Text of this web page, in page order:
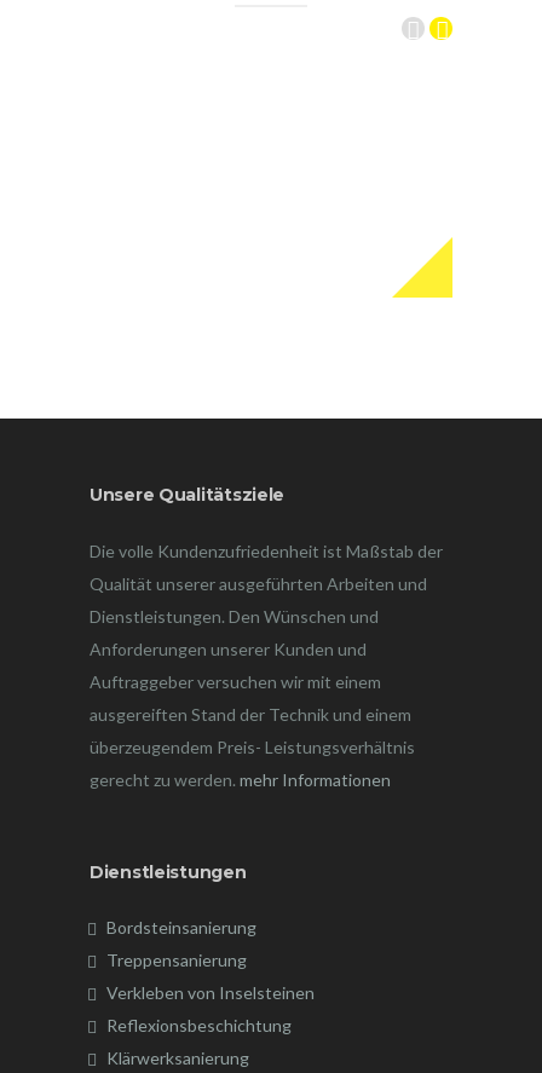
Unsere Qualitätsziele
Die volle Kundenzufriedenheit ist Maßstab der
Qualität unserer ausgeführten Arbeiten und
Dienstleistungen. Den Wünschen und
Anforderungen unserer Kunden und
Auftraggeber versuchen wir mit einem
ausgereiften Stand der Technik und einem
überzeugendem Preis- Leistungsverhältnis
gerecht zu werden. mehr Informationen
Dienstleistungen
Bordsteinsanierung
Treppensanierung
Verkleben von Inselsteinen
Reflexionsbeschichtung
Klärwerksanierung